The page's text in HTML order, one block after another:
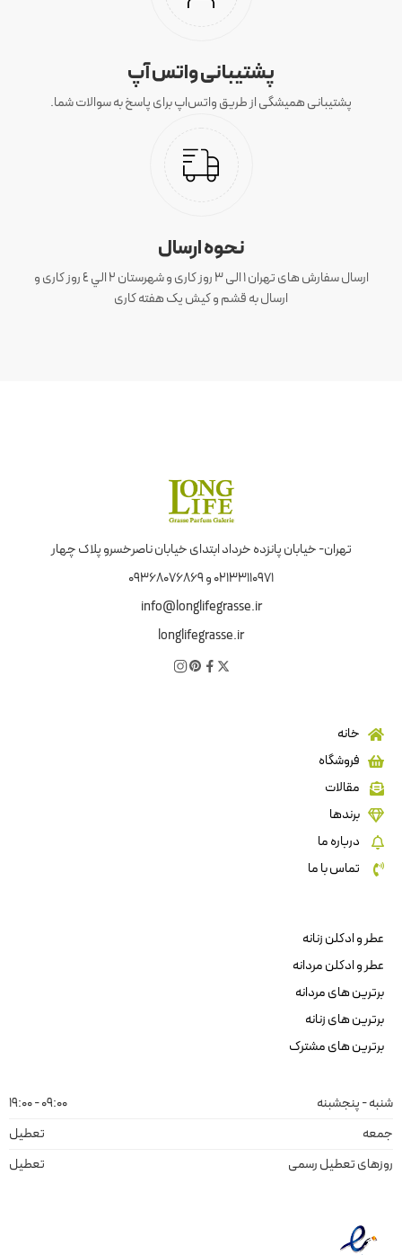
پشتیبانی واتس آپ
پشتیبانی همیشگی از طریق واتس‌اپ برای پاسخ به سوالات شما.
نحوه ارسال
ارسال سفارش های تهران 1 الی 3 روز کاری و شهرستان ٢ الي ٤ روز کاری و
ارسال به قشم و کیش یک هفته کاری
تهران- خیابان پانزده خرداد ابتدای خیابان ناصرخسرو پلاک چهار
02133110971 و 09368076869
info@longlifegrasse.ir
longlifegrasse.ir
خانه
فروشگاه
مقالات
برندها
درباره ما
تماس با ما
عطر و ادکلن زنانه
عطر و ادکلن مردانه
برترین های مردانه
برترین های زنانه
برترین های مشترک
شنبه - پنجشبنه
09:00 - 19:00
جمعه
تعطیل
روزهای تعطیل رسمی
تعطیل